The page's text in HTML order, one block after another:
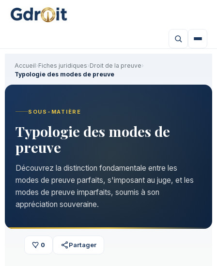
Accueil›Fiches juridiques›Droit de la preuve›
Typologie des modes de preuve
SOUS-MATIÈRE
Typologie des modes de
preuve
Découvrez la distinction fondamentale entre les
modes de preuve parfaits, s'imposant au juge, et les
modes de preuve imparfaits, soumis à son
appréciation souveraine.
0 Partager